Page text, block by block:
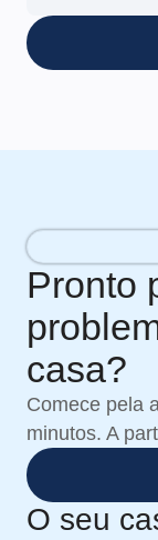
Pronto
casa?
Comece pela
minutos. A
O seu